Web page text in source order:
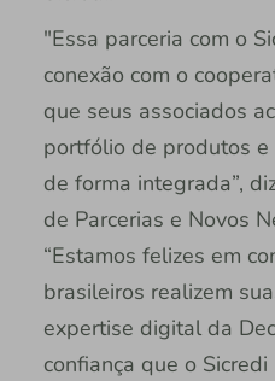
"Essa parceria com o
conexão com o
que seus associados
portfólio de produtos
de forma integrada”,
de Parcerias e Novos
“Estamos felizes em
brasileiros realizem
expertise digital da
confiança que o